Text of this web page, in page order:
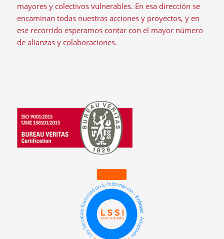
mayores y colectivos vulnerables. En esa dirección se
encaminan todas nuestras acciones y proyectos, y en
ese recorrido esperamos contar con el mayor número
de alianzas y colaboraciones.